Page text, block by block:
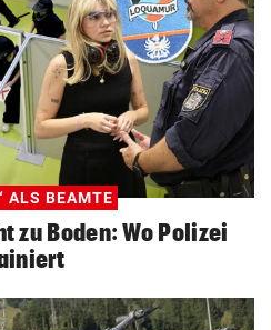
ALS BEAMTE
zu Boden: Wo Polizei